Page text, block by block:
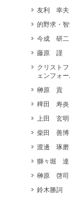
友利 幸夫
的野求・
今成 研二
藤原 謹
クリスト
ェンフォ
榊原 貢
稗田 寿炎
上田 玄明
柴田 善博
渡邊 琢磨
獅々堀 達
榊原 啓司
鈴木勝詞